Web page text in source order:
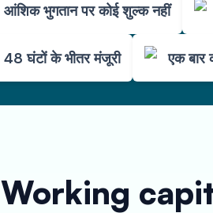
आंशिक भुगतान पर कोई शुल्क नहीं
48 घंटों के भीतर मंजूरी एक बार